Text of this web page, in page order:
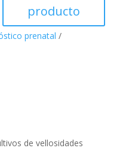
producto
prenatal /
de vellosidades